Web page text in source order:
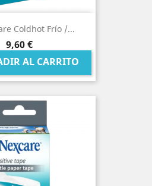
Coldhot Frío /...
Precio
9,60 €
AL CARRITO